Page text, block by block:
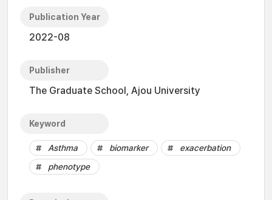
Publication Year
2022-08
Publisher
The Graduate School, Ajou University
Keyword
Asthma biomarker
exacerbation
phenotype